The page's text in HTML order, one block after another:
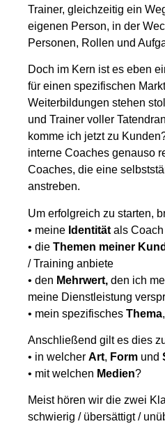
Trainer, gleichzeitig ein
eigenen Person, in der
Personen, Rollen und
Doch im Kern ist es eben
für einen spezifischen
Weiterbildungen stehen
und Trainer voller
komme ich jetzt zu
interne Coaches genauso
Coaches, die eine
anstreben.
Um erfolgreich zu starten,
• meine Identität als
• die Themen meiner
/ Training anbiete
• den Mehrwert, den ich
meine Dienstleistung
• mein spezifisches Thema,
Anschließend gilt es dies
• in welcher Art, Form und
• mit welchen Medien?
Meist hören wir die zwei
schwierig / übersättigt /